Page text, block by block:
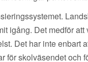
igång. Det medför
Det har inte enbart
skolväsendet och